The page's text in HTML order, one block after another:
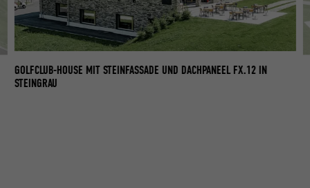
GOLFCLUB-HOUSE MIT STEINFASSADE UND DACHPANEEL FX.12 IN
STEINGRAU